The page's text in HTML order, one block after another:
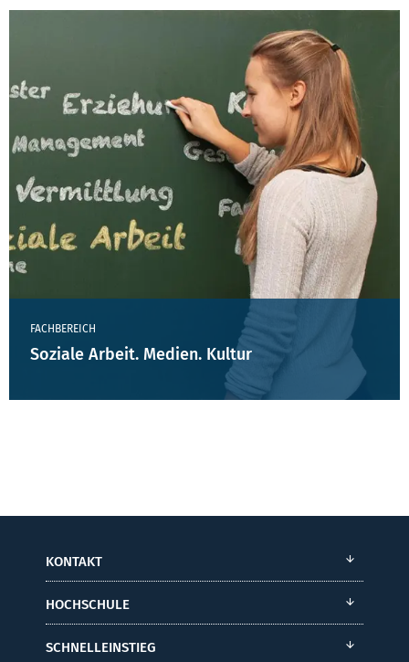
FACHBEREICH
Soziale Arbeit. Medien. Kultur
KONTAKT
HOCHSCHULE
SCHNELLEINSTIEG